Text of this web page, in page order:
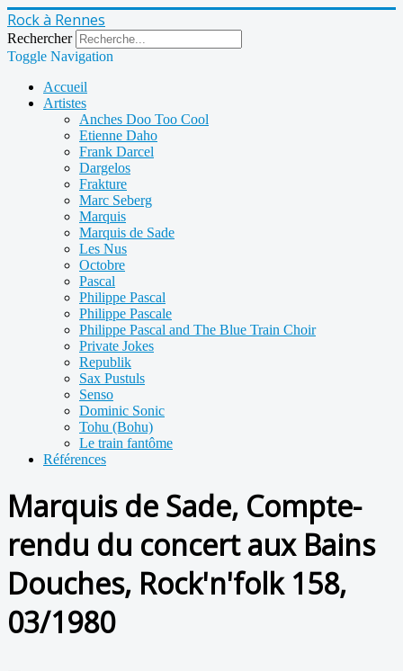
Rock à Rennes
Rechercher
Toggle Navigation
Accueil
Artistes
Anches Doo Too Cool
Etienne Daho
Frank Darcel
Dargelos
Frakture
Marc Seberg
Marquis
Marquis de Sade
Les Nus
Octobre
Pascal
Philippe Pascal
Philippe Pascale
Philippe Pascal and The Blue Train Choir
Private Jokes
Republik
Sax Pustuls
Senso
Dominic Sonic
Tohu (Bohu)
Le train fantôme
Références
Marquis de Sade, Compte-
rendu du concert aux Bains
Douches, Rock'n'folk 158,
03/1980